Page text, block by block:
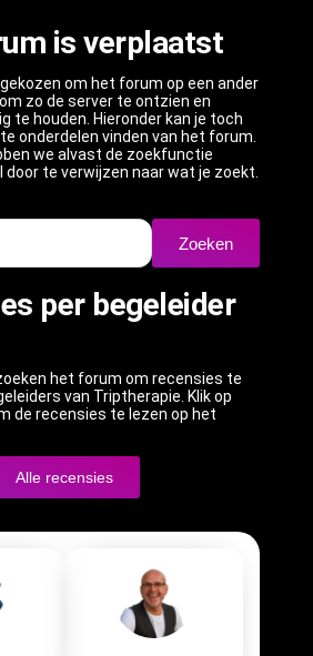
is verplaatst
om het forum op een ander
zo de server te ontzien en
te houden. Hieronder kan je toch
onderdelen vinden van het forum.
we alvast de zoekfunctie
door te verwijzen naar wat je zoekt.
Zoeken
per begeleider
het forum om recensies te
van Triptherapie. Klik op
de recensies te lezen op het
Alle recensies